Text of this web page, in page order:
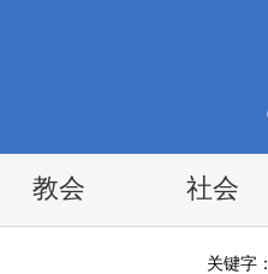
教会 社会
关键字：